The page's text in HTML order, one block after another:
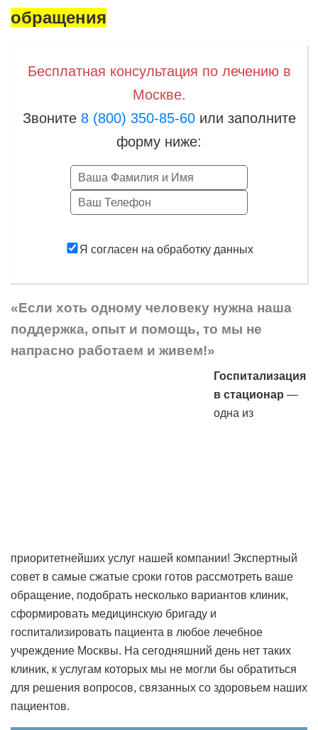
обращения
Бесплатная консультация по лечению в
Москве.
Звоните 8 (800) 350-85-60или заполните
форму ниже:
Я согласен на обработку данных
«Если хоть одному человеку нужна наша
поддержка, опыт и помощь, то мы не
напрасно работаем и живем!»
Госпитализация
в стационар —
одна из
приоритетнейших услуг нашей компании! Экспертный
совет в самые сжатые сроки готов рассмотреть ваше
обращение, подобрать несколько вариантов клиник,
сформировать медицинскую бригаду и
госпитализировать пациента в любое лечебное
учреждение Москвы. На сегодняшний день нет таких
клиник, к услугам которых мы не могли бы обратиться
для решения вопросов, связанных со здоровьем наших
пациентов.